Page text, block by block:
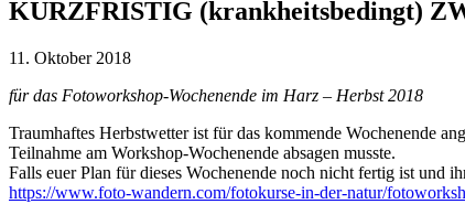
KURZFRISTIG (krankheitsbedingt)
11. Oktober 2018
für das Fotoworkshop-Wochenende im Harz – Herbst 2018
Traumhaftes Herbstwetter ist für das kommende Wochenende
Teilnahme am Workshop-Wochenende absagen musste.
Falls euer Plan für dieses Wochenende noch nicht fertig ist und
https://www.foto-wandern.com/fotokurse-in-der-natur/